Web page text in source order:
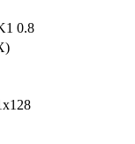
0.8